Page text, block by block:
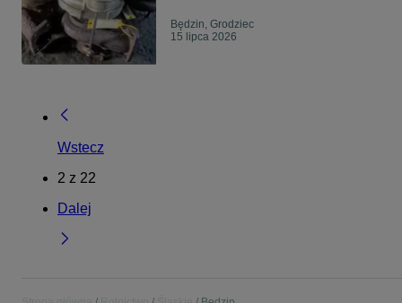
Będzin, Grodziec
15 lipca 2026
Wstecz
2 z 22
Dalej